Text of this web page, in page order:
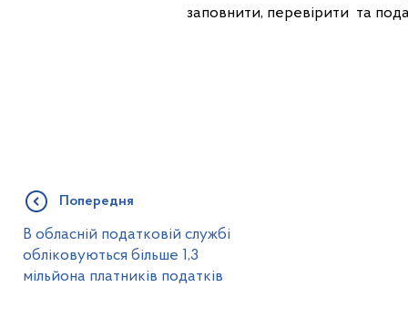
заповнити, перевірити та
Попередня
В обласній податковій службі
обліковуються більше 1,3
мільйона платників податків